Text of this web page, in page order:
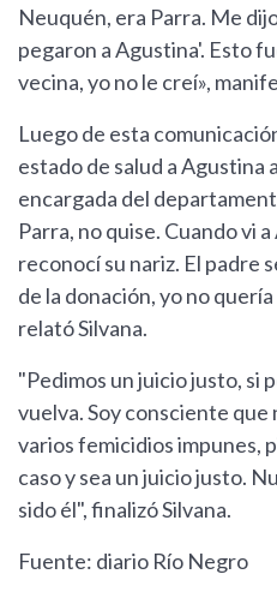
Neuquén, era Parra. Me
pegaron a Agustina'. Esto
vecina, yo no le creí»,
Luego de esta
estado de salud a Agustina
encargada del
Parra, no quise. Cuando vi
reconocí su nariz. El padre
de la donación, yo no
relató Silvana.
"Pedimos un juicio justo, si
vuelva. Soy consciente que
varios femicidios impunes,
caso y sea un juicio justo.
sido él", finalizó Silvana.
Fuente: diario Río Negro